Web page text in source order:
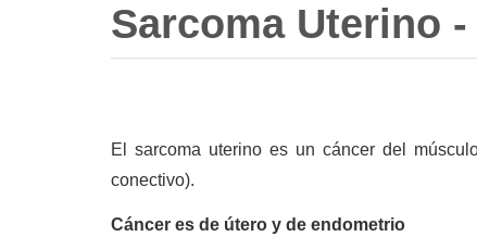
Sarcoma Uterino
El sarcoma uterino es un cáncer del
conectivo).
Cáncer es de útero y de endometrio